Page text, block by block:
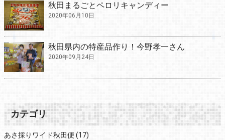
秋田まるごとペロリキャンディー
2020年06月10日
秋田県内の特産品作り！今野孝一さん
2020年09月24日
カテゴリ
あさ採りワイド秋田便 (17)